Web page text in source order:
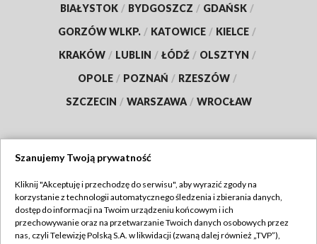
BIAŁYSTOK / BYDGOSZCZ / GDAŃSK /
GORZÓW WLKP. / KATOWICE / KIELCE /
KRAKÓW / LUBLIN / ŁÓDŹ / OLSZTYN /
OPOLE / POZNAŃ / RZESZÓW /
SZCZECIN / WARSZAWA / WROCŁAW
TVP
Abonament TVP
Regulamin TVP
Szanujemy Twoją prywatność
Kliknij "Akceptuję i przechodzę do serwisu", aby wyrazić zgody na
korzystanie z technologii automatycznego śledzenia i zbierania danych,
dostęp do informacji na Twoim urządzeniu końcowym i ich
przechowywanie oraz na przetwarzanie Twoich danych osobowych przez
nas, czyli Telewizję Polską S.A. w likwidacji (zwaną dalej również „TVP”),